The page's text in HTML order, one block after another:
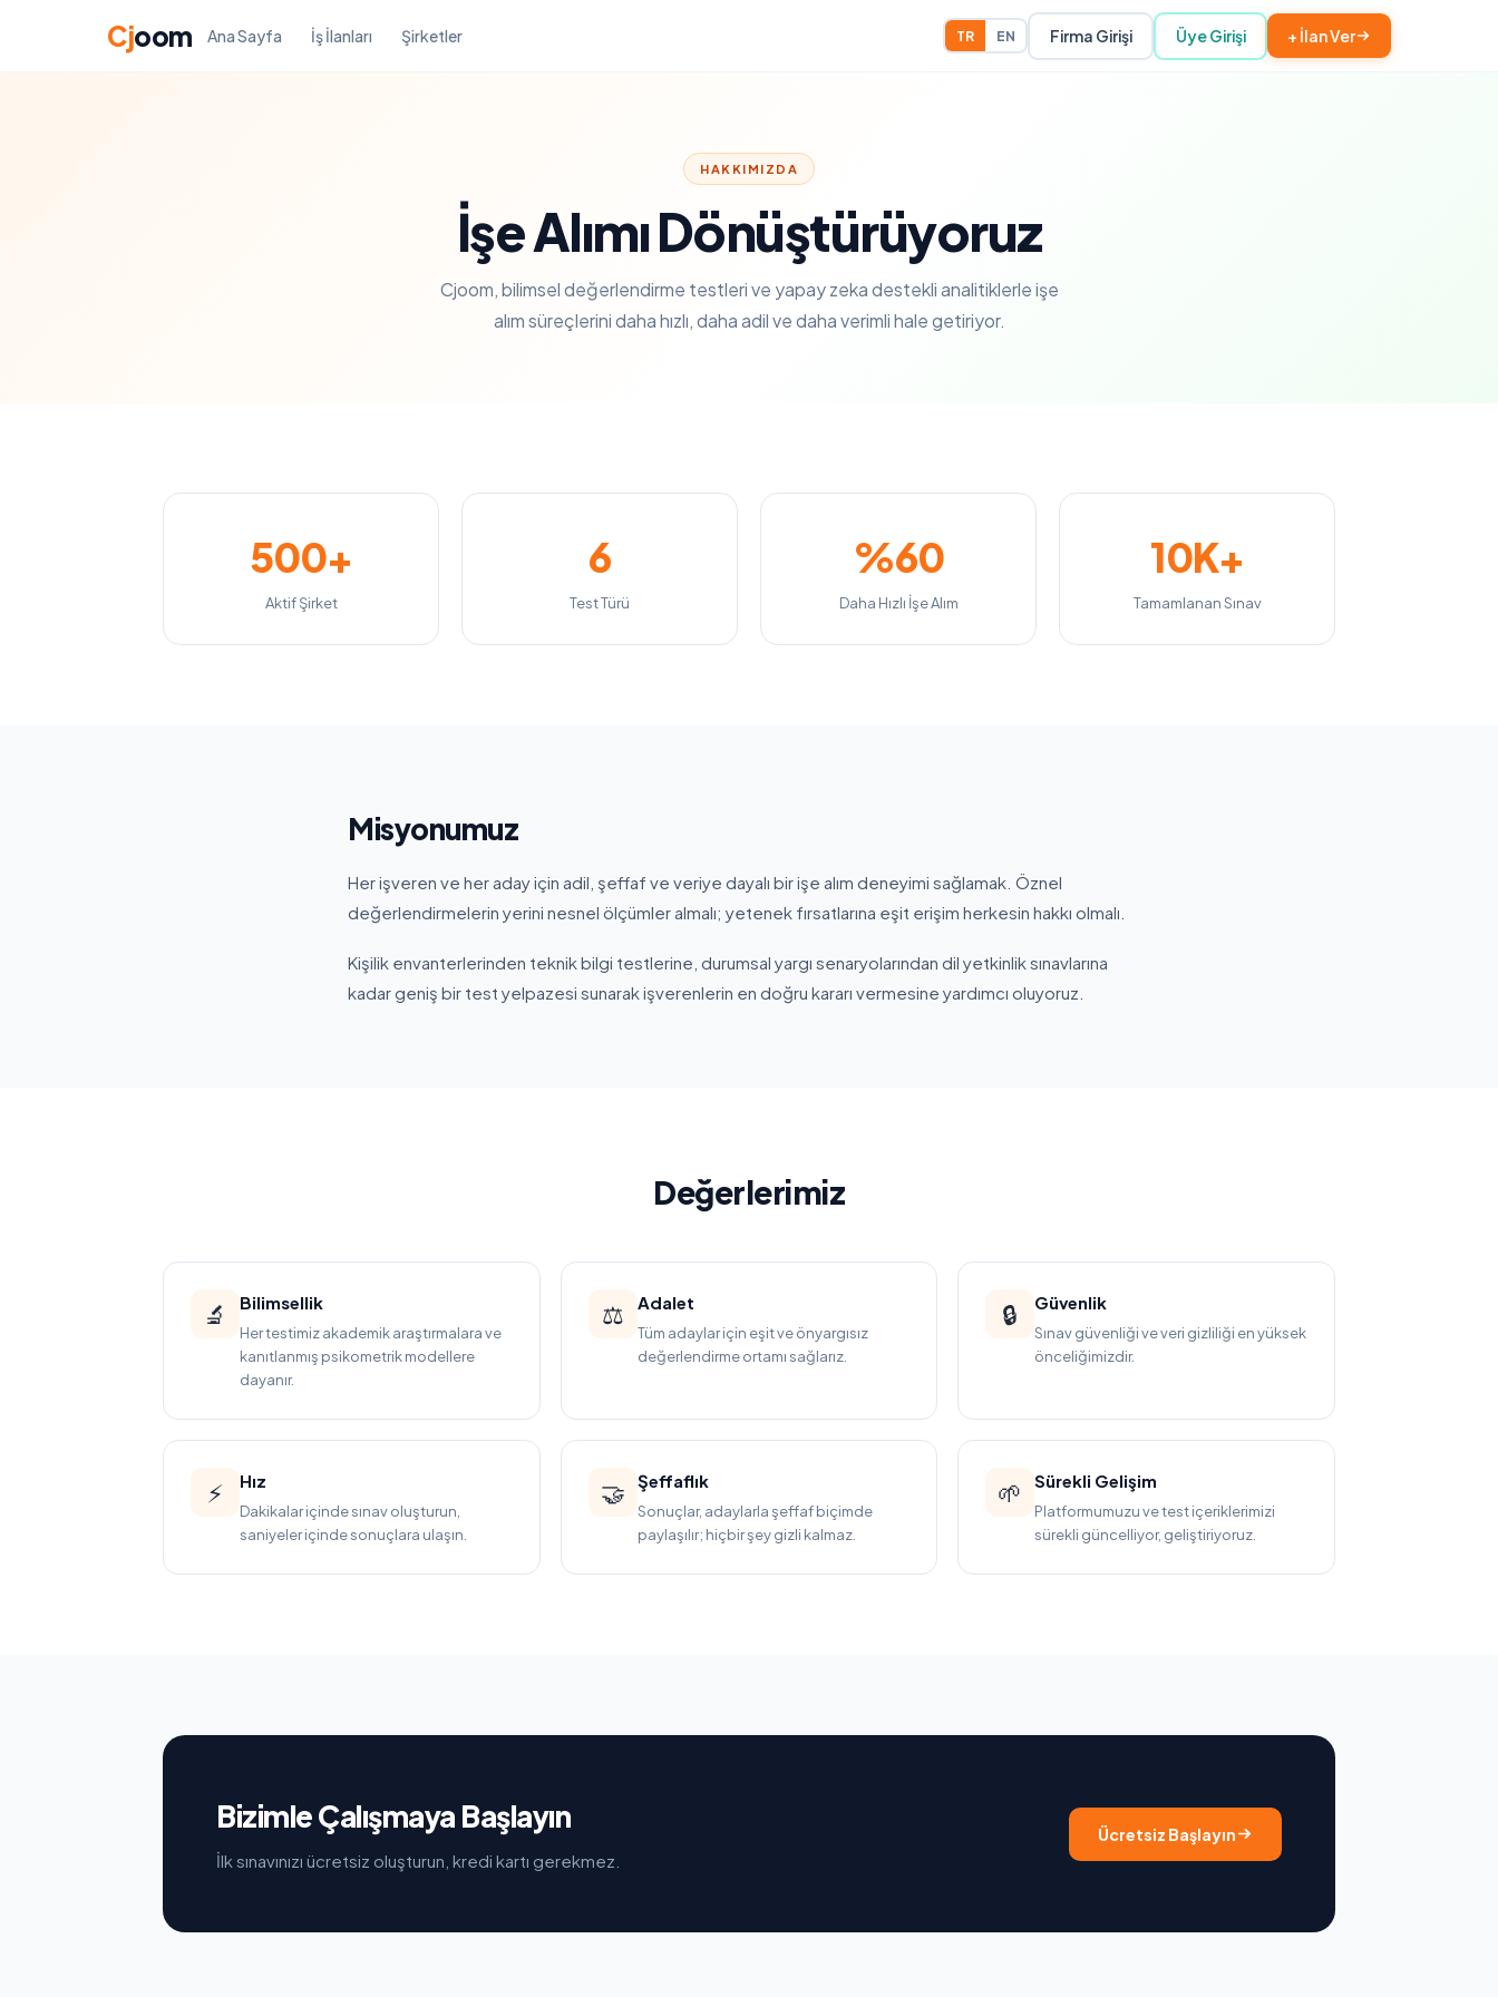
Cjoom Ana Sayfa İş İlanları Şirketler TR EN Firma Girişi Üye Girişi + İlan Ver
HAKKIMIZDA
İşe Alımı Dönüştürüyoruz
Cjoom, bilimsel değerlendirme testleri ve yapay zeka destekli analitiklerle işe
alım süreçlerini daha hızlı, daha adil ve daha verimli hale getiriyor.
500+
Aktif Şirket
6
Test Türü
%60
Daha Hızlı İşe Alım
10K+
Tamamlanan Sınav
Misyonumuz
Her işveren ve her aday için adil, şeffaf ve veriye dayalı bir işe alım deneyimi sağlamak. Öznel
değerlendirmelerin yerini nesnel ölçümler almalı; yetenek fırsatlarına eşit erişim herkesin hakkı olmalı.
Kişilik envanterlerinden teknik bilgi testlerine, durumsal yargı senaryolarından dil yetkinlik sınavlarına
kadar geniş bir test yelpazesi sunarak işverenlerin en doğru kararı vermesine yardımcı oluyoruz.
Değerlerimiz
🔬 Bilimsellik
Her testimiz akademik araştırmalara ve
kanıtlanmış psikometrik modellere
dayanır.
⚖️ Adalet
Tüm adaylar için eşit ve önyargısız
değerlendirme ortamı sağlarız.
🔒 Güvenlik
Sınav güvenliği ve veri gizliliği en yüksek
önceliğimizdir.
⚡ Hız
Dakikalar içinde sınav oluşturun,
saniyeler içinde sonuçlara ulaşın.
🤝 Şeffaflık
Sonuçlar, adaylarla şeffaf biçimde
paylaşılır; hiçbir şey gizli kalmaz.
🌱 Sürekli Gelişim
Platformumuzu ve test içeriklerimizi
sürekli güncelliyor, geliştiriyoruz.
Bizimle Çalışmaya Başlayın
İlk sınavınızı ücretsiz oluşturun, kredi kartı gerekmez.
Ücretsiz Başlayın